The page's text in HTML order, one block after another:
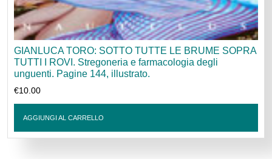
GIANLUCA TORO: SOTTO TUTTE LE BRUME SOPRA
TUTTI I ROVI. Stregoneria e farmacologia degli
unguenti. Pagine 144, illustrato.
€10.00
AGGIUNGI AL CARRELLO